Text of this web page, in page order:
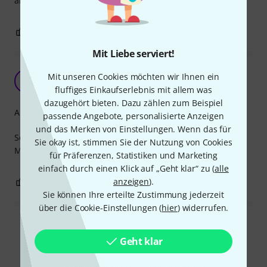
Mit Liebe serviert!
Mit unseren Cookies möchten wir Ihnen ein
fluffiges Einkaufserlebnis mit allem was
dazugehört bieten. Dazu zählen zum Beispiel
passende Angebote, personalisierte Anzeigen
und das Merken von Einstellungen. Wenn das für
Sie okay ist, stimmen Sie der Nutzung von Cookies
für Präferenzen, Statistiken und Marketing
einfach durch einen Klick auf „Geht klar“ zu (alle
anzeigen).
Sie können Ihre erteilte Zustimmung jederzeit
über die Cookie-Einstellungen (hier) widerrufen.
Geht klar
HC Noten mit Texten
Hanns C. 14.11.2012
Sehr gut gesetzte u. mit dem Keyboard leicht zu spielende
Melodien.
Arrangement
0 BEWERTUNG MELDEN
Alle Bewertungen lesen